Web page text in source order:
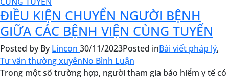
ĐIỀU KIỆN CHUYỂN NGƯỜI BỆNH
GIỮA CÁC BỆNH VIỆN CÙNG TUYẾN
Posted by ByLincon 30/11/2023Posted inBài viết pháp lý,
Tư vấn thường xuyênNo Bình Luận
Trong một số trường hợp, người tham gia bảo hiểm y tế có